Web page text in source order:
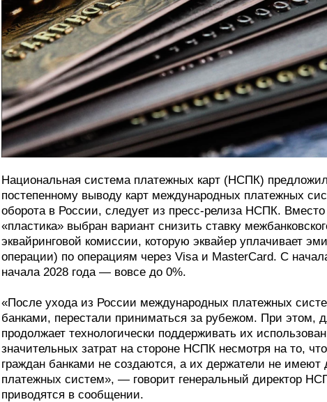
Национальная система платежных карт (НСПК)
постепенному выводу карт международных платежных
оборота в России, следует из пресс-релиза НСПК. Вместо
«пластика» выбран вариант снизить ставку
эквайринговой комиссии, которую эквайер уплачивает
операции) по операциям через Visa и MasterCard. С
начала 2028 года — вовсе до 0%.
«После ухода из России международных платежных
банками, перестали приниматься за рубежом. При этом,
продолжает технологически поддерживать их
значительных затрат на стороне НСПК несмотря на то,
граждан банками не создаются, а их держатели не имеют
платежных систем», — говорит генеральный директор
приводятся в сообщении.